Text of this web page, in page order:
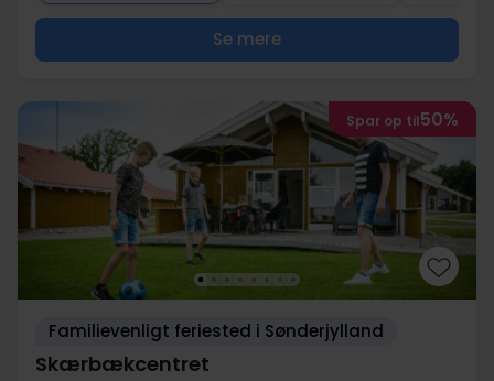
Se mere
Spar op til50%
Familievenligt feriested i Sønderjylland
Skærbækcentret